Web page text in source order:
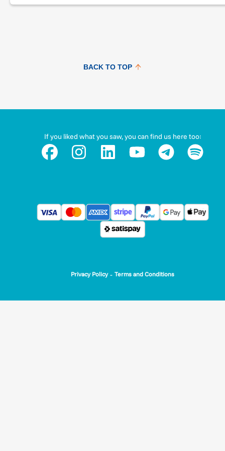
BACK TO TOP
If you liked what you saw, you can find us here too:
Privacy Policy - Terms and Conditions